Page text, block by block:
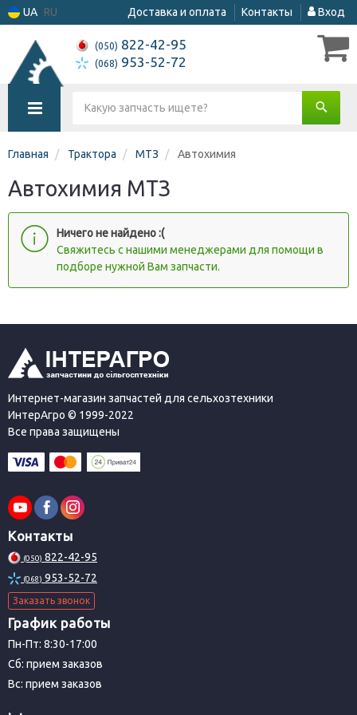
UA RU Доставка и оплата Контакты Вход
(050) 822-42-95
(068) 953-52-72
Главная Трактора МТЗ Автохимия
Автохимия МТЗ
Ничего не найдено :(
Cвяжитесь с нашими менеджерами для помощи в
подборе нужной Вам запчасти.
Интернет-магазин запчастей для сельхозтехники
ИнтерАгро © 1999-2022
Все права защищены
Контакты
(050) 822-42-95
(068) 953-52-72
Заказать звонок
График работы
Пн-Пт: 8:30-17:00
Сб: прием заказов
Вс: прием заказов